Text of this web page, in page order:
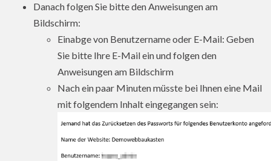
Danach folgen Sie bitte den Anweisungen am
Bildschirm:
Einabge von Benutzername oder E-Mail: Geben
Sie bitte Ihre E-Mail ein und folgen den
Anweisungen am Bildschirm
Nach ein paar Minuten müsste bei Ihnen eine Mail
mit folgendem Inhalt eingegangen sein: